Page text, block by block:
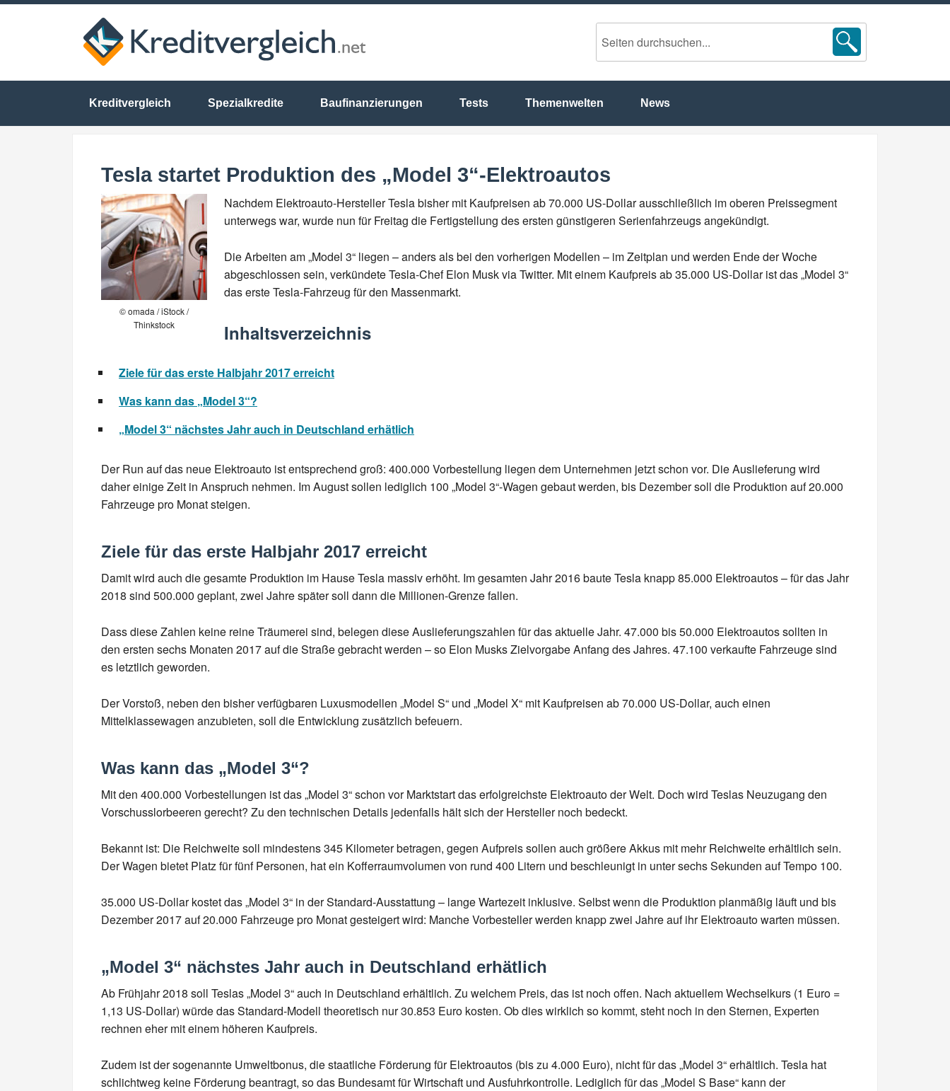
Kreditvergleich Spezialkredite Baufinanzierungen Tests Themenwelten News
Tesla startet Produktion des „Model 3“-Elektroautos
© omada / iStock /
Thinkstock
Nachdem Elektroauto-Hersteller Tesla bisher mit Kaufpreisen ab 70.000 US-Dollar ausschließlich im oberen Preissegment
unterwegs war, wurde nun für Freitag die Fertigstellung des ersten günstigeren Serienfahrzeugs angekündigt.
Die Arbeiten am „Model 3“ liegen – anders als bei den vorherigen Modellen – im Zeitplan und werden Ende der Woche
abgeschlossen sein, verkündete Tesla-Chef Elon Musk via Twitter. Mit einem Kaufpreis ab 35.000 US-Dollar ist das „Model 3“
das erste Tesla-Fahrzeug für den Massenmarkt.
Inhaltsverzeichnis
Ziele für das erste Halbjahr 2017 erreicht
Was kann das „Model 3“?
„Model 3“ nächstes Jahr auch in Deutschland erhätlich
Der Run auf das neue Elektroauto ist entsprechend groß: 400.000 Vorbestellung liegen dem Unternehmen jetzt schon vor. Die Auslieferung wird
daher einige Zeit in Anspruch nehmen. Im August sollen lediglich 100 „Model 3“-Wagen gebaut werden, bis Dezember soll die Produktion auf 20.000
Fahrzeuge pro Monat steigen.
Ziele für das erste Halbjahr 2017 erreicht
Damit wird auch die gesamte Produktion im Hause Tesla massiv erhöht. Im gesamten Jahr 2016 baute Tesla knapp 85.000 Elektroautos – für das Jahr
2018 sind 500.000 geplant, zwei Jahre später soll dann die Millionen-Grenze fallen.
Dass diese Zahlen keine reine Träumerei sind, belegen diese Auslieferungszahlen für das aktuelle Jahr. 47.000 bis 50.000 Elektroautos sollten in
den ersten sechs Monaten 2017 auf die Straße gebracht werden – so Elon Musks Zielvorgabe Anfang des Jahres. 47.100 verkaufte Fahrzeuge sind
es letztlich geworden.
Der Vorstoß, neben den bisher verfügbaren Luxusmodellen „Model S“ und „Model X“ mit Kaufpreisen ab 70.000 US-Dollar, auch einen
Mittelklassewagen anzubieten, soll die Entwicklung zusätzlich befeuern.
Was kann das „Model 3“?
Mit den 400.000 Vorbestellungen ist das „Model 3“ schon vor Marktstart das erfolgreichste Elektroauto der Welt. Doch wird Teslas Neuzugang den
Vorschusslorbeeren gerecht? Zu den technischen Details jedenfalls hält sich der Hersteller noch bedeckt.
Bekannt ist: Die Reichweite soll mindestens 345 Kilometer betragen, gegen Aufpreis sollen auch größere Akkus mit mehr Reichweite erhältlich sein.
Der Wagen bietet Platz für fünf Personen, hat ein Kofferraumvolumen von rund 400 Litern und beschleunigt in unter sechs Sekunden auf Tempo 100.
35.000 US-Dollar kostet das „Model 3“ in der Standard-Ausstattung – lange Wartezeit inklusive. Selbst wenn die Produktion planmäßig läuft und bis
Dezember 2017 auf 20.000 Fahrzeuge pro Monat gesteigert wird: Manche Vorbesteller werden knapp zwei Jahre auf ihr Elektroauto warten müssen.
„Model 3“ nächstes Jahr auch in Deutschland erhätlich
Ab Frühjahr 2018 soll Teslas „Model 3“ auch in Deutschland erhältlich. Zu welchem Preis, das ist noch offen. Nach aktuellem Wechselkurs (1 Euro =
1,13 US-Dollar) würde das Standard-Modell theoretisch nur 30.853 Euro kosten. Ob dies wirklich so kommt, steht noch in den Sternen, Experten
rechnen eher mit einem höheren Kaufpreis.
Zudem ist der sogenannte Umweltbonus, die staatliche Förderung für Elektroautos (bis zu 4.000 Euro), nicht für das „Model 3“ erhältlich. Tesla hat
schlichtweg keine Förderung beantragt, so das Bundesamt für Wirtschaft und Ausfuhrkontrolle. Lediglich für das „Model S Base“ kann der